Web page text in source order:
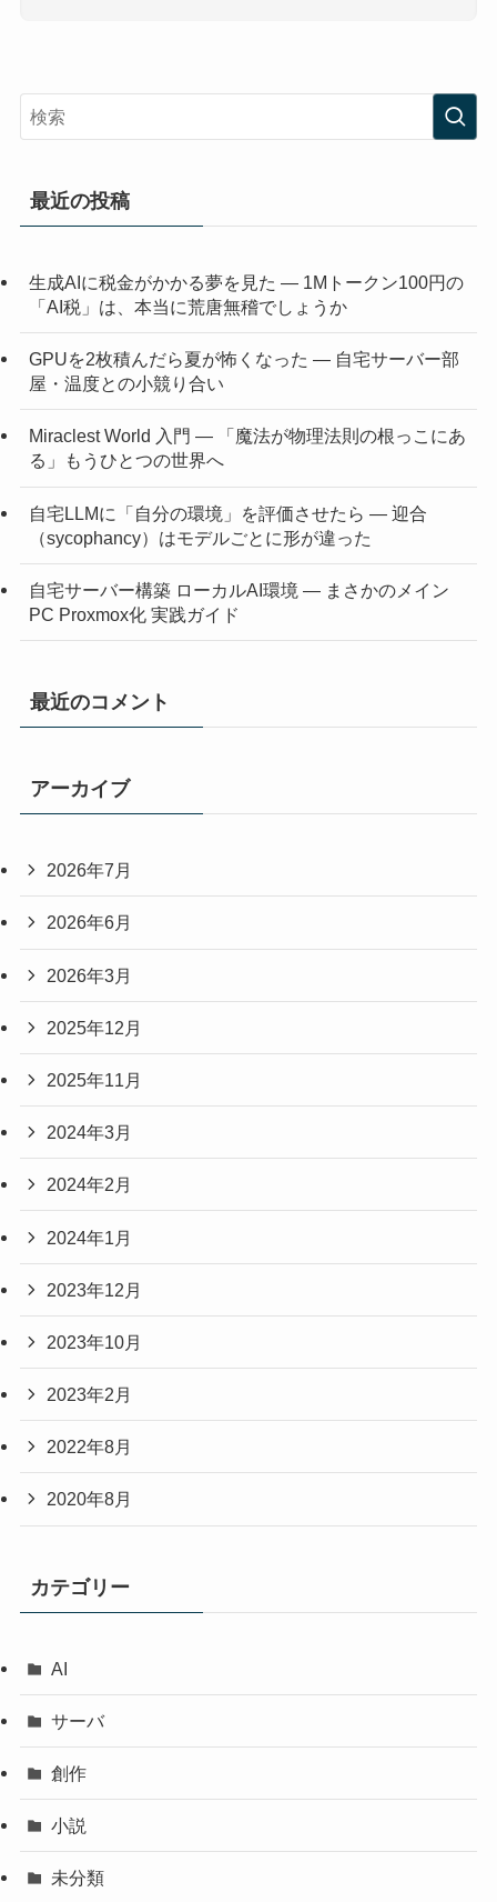
最近の投稿
生成AIに税金がかかる夢を見た ― 1Mトークン100円の
「AI税」は、本当に荒唐無稽でしょうか
GPUを2枚積んだら夏が怖くなった ― 自宅サーバー部
屋・温度との小競り合い
Miraclest World 入門 ― 「魔法が物理法則の根っこにあ
る」もうひとつの世界へ
自宅LLMに「自分の環境」を評価させたら ― 迎合
（sycophancy）はモデルごとに形が違った
自宅サーバー構築 ローカルAI環境 ― まさかのメイン
PC Proxmox化 実践ガイド
最近のコメント
アーカイブ
2026年7月
2026年6月
2026年3月
2025年12月
2025年11月
2024年3月
2024年2月
2024年1月
2023年12月
2023年10月
2023年2月
2022年8月
2020年8月
カテゴリー
AI
サーバ
創作
小説
未分類